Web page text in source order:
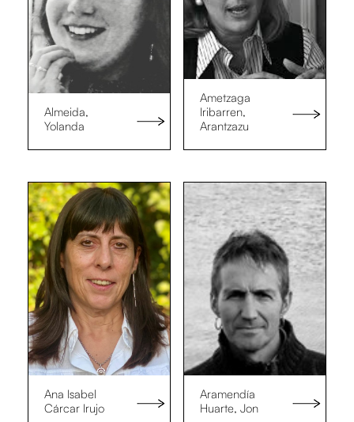
Almeida,
Yolanda
Ametzaga
Iribarren,
Arantzazu
Ana Isabel
Cárcar Irujo
Aramendía
Huarte, Jon